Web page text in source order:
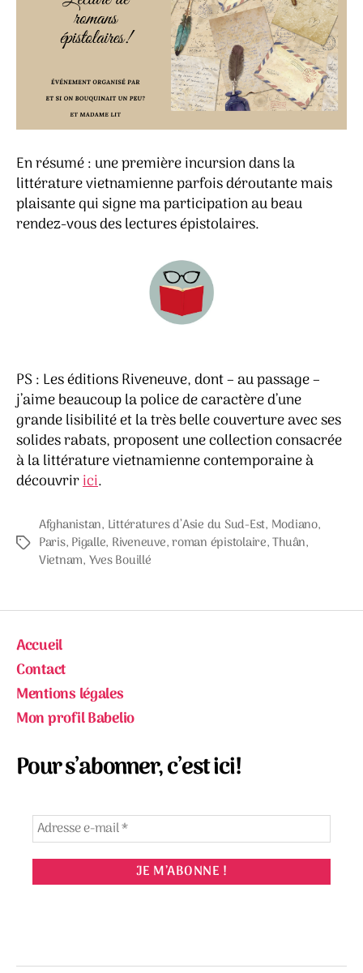
En résumé : une première incursion dans la
littérature vietnamienne parfois déroutante mais
plaisante qui signe ma participation au beau
rendez-vous des lectures épistolaires.
PS : Les éditions Riveneuve, dont – au passage –
j’aime beaucoup la police de caractère d’une
grande lisibilité et la très belle couverture avec ses
solides rabats, proposent une collection consacrée
à la littérature vietnamienne contemporaine à
découvririci.
Étiquettes
Afghanistan, Littératures d’Asie du Sud-Est, Modiano,
Paris, Pigalle, Riveneuve,roman épistolaire,Thuân,
Vietnam, Yves Bouillé
Accueil
Contact
Mentions légales
Mon profil Babelio
Pour s’abonner, c’est ici!